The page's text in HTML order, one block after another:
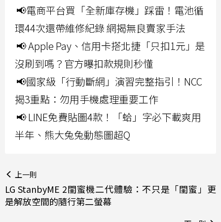
📢電商平台買「全新庫存機」踩雷！電池循
環44次還帶維修紀錄 網揭無良賣家手法
📢 Apple Pay、信用卡搭北捷「只扣1元」是
沒刷到嗎？官方曝扣款規則秒懂
📢國家級「行動斷網」演習完整指引！NCC
揭3重點：勿用手機處理重要工作
📢 LINE免費貼圖4款！「蛤」字必下載爽用
半年、熊大兔兔動態圖超Q
上一則
LG StanbyME 2閨蜜機二代體驗：不只是「閨蜜」更
是解放空間的隨行第二螢幕